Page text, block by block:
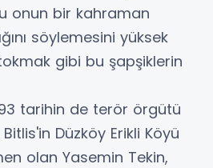
onun bir kahraman
söylemesini yüksek
gibi bu şapşiklerin
tarihin de terör örgütü
Bitlis'in Düzköy Erikli Köyü
olan Yasemin Tekin,